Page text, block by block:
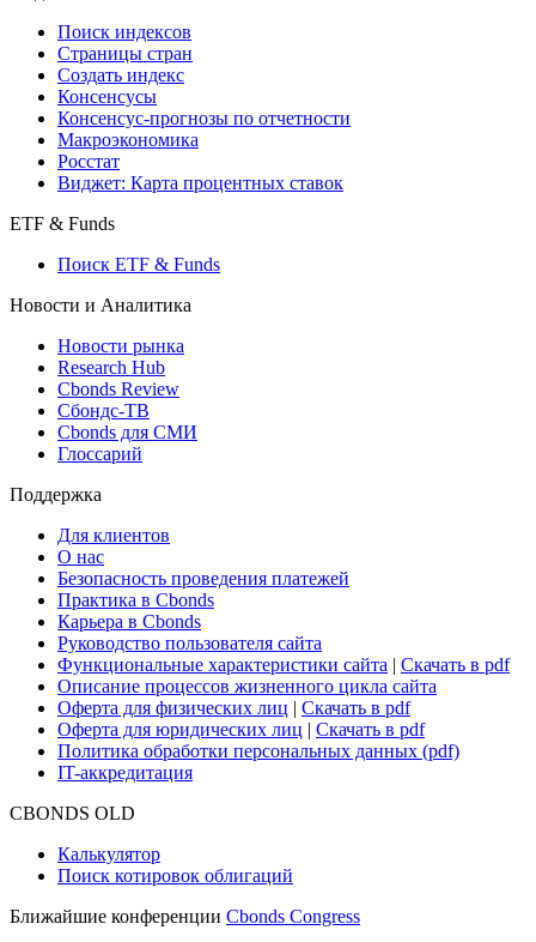
Поиск индексов
Страницы стран
Создать индекс
Консенсусы
Консенсус-прогнозы по отчетности
Макроэкономика
Росстат
Виджет: Карта процентных ставок
ETF & Funds
Поиск ETF & Funds
Новости и Аналитика
Новости рынка
Research Hub
Cbonds Review
Сбондс-ТВ
Cbonds для СМИ
Глоссарий
Поддержка
Для клиентов
О нас
Безопасность проведения платежей
Практика в Cbonds
Карьера в Cbonds
Руководство пользователя сайта
Функциональные характеристики сайта | Скачать в pdf
Описание процессов жизненного цикла сайта
Оферта для физических лиц | Скачать в pdf
Оферта для юридических лиц | Скачать в pdf
Политика обработки персональных данных (pdf)
IT-аккредитация
CBONDS OLD
Калькулятор
Поиск котировок облигаций
Ближайшие конференции Cbonds Congress